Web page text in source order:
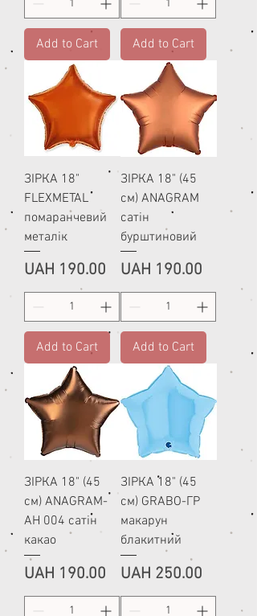
Add to Cart Add to Cart
ЗІРКА 18"
FLEXMETAL
помаранчевий
металік
Price
UAH 190.00
Add to Cart
ЗІРКА 18" (45
см) ANAGRAM
сатін
бурштиновий
Price
UAH 190.00
Add to Cart
ЗІРКА 18" (45
см) ANAGRAM-
АН 004 сатін
какао
Price
UAH 190.00
ЗІРКА 18" (45
см) GRABO-ГР
макарун
блакитний
Price
UAH 250.00